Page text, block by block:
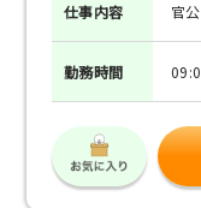
仕事内容 官
勤務時間